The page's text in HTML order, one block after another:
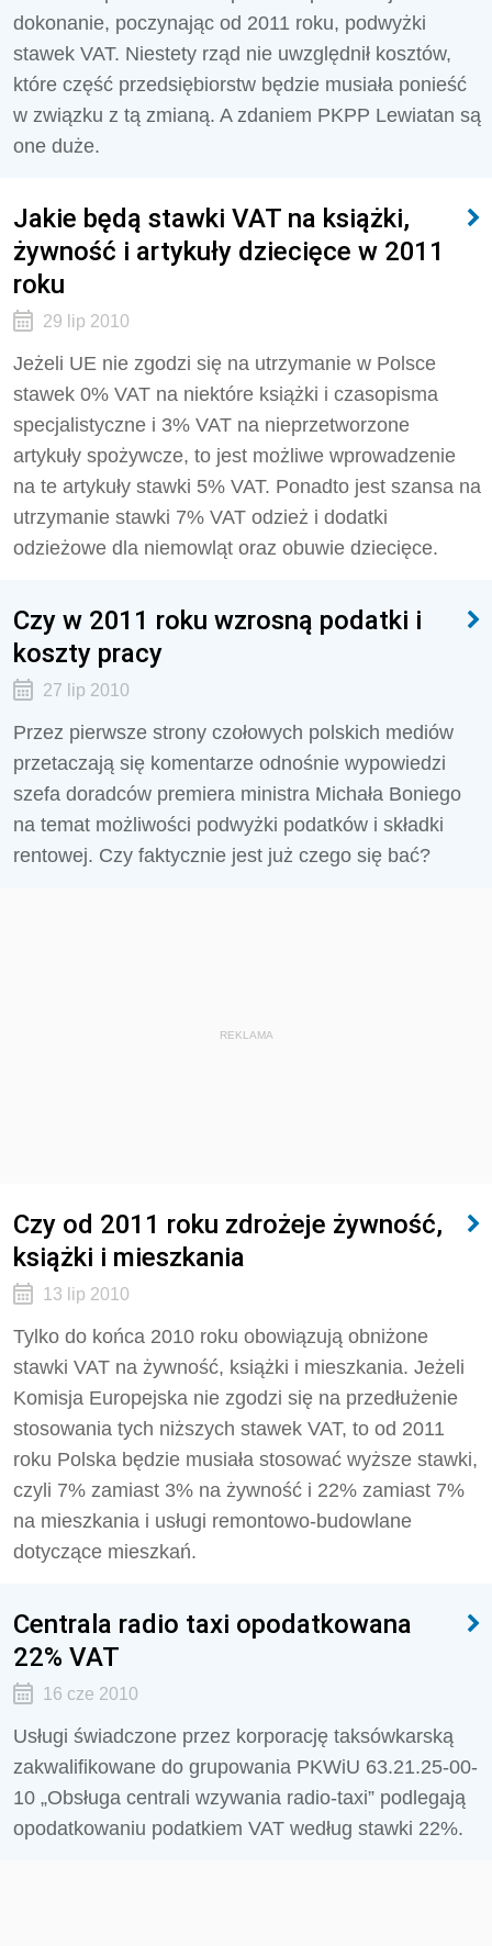
dokonanie, poczynając od 2011 roku, podwyżki
stawek VAT. Niestety rząd nie uwzględnił kosztów,
które część przedsiębiorstw będzie musiała ponieść
w związku z tą zmianą. A zdaniem PKPP Lewiatan są
one duże.
Jakie będą stawki VAT na książki,
żywność i artykuły dziecięce w 2011
roku
29 lip 2010
Jeżeli UE nie zgodzi się na utrzymanie w Polsce
stawek 0% VAT na niektóre książki i czasopisma
specjalistyczne i 3% VAT na nieprzetworzone
artykuły spożywcze, to jest możliwe wprowadzenie
na te artykuły stawki 5% VAT. Ponadto jest szansa na
utrzymanie stawki 7% VAT odzież i dodatki
odzieżowe dla niemowląt oraz obuwie dziecięce.
Czy w 2011 roku wzrosną podatki i
koszty pracy
27 lip 2010
Przez pierwsze strony czołowych polskich mediów
przetaczają się komentarze odnośnie wypowiedzi
szefa doradców premiera ministra Michała Boniego
na temat możliwości podwyżki podatków i składki
rentowej. Czy faktycznie jest już czego się bać?
REKLAMA
Czy od 2011 roku zdrożeje żywność,
książki i mieszkania
13 lip 2010
Tylko do końca 2010 roku obowiązują obniżone
stawki VAT na żywność, książki i mieszkania. Jeżeli
Komisja Europejska nie zgodzi się na przedłużenie
stosowania tych niższych stawek VAT, to od 2011
roku Polska będzie musiała stosować wyższe stawki,
czyli 7% zamiast 3% na żywność i 22% zamiast 7%
na mieszkania i usługi remontowo-budowlane
dotyczące mieszkań.
Centrala radio taxi opodatkowana
22% VAT
16 cze 2010
Usługi świadczone przez korporację taksówkarską
zakwalifikowane do grupowania PKWiU 63.21.25-00-
10 „Obsługa centrali wzywania radio-taxi” podlegają
opodatkowaniu podatkiem VAT według stawki 22%.